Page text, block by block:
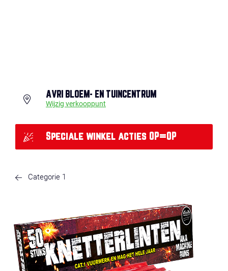
AVRI BLOEM- EN TUINCENTRUM
Wijzig verkooppunt
Speciale winkel acties OP=OP
Categorie 1